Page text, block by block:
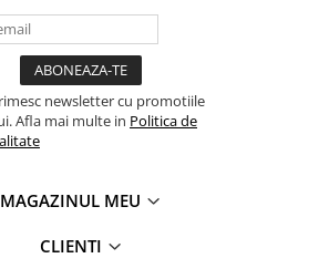
newsletter cu promotiile
Afla mai multe in Politica de
MAGAZINUL MEU
CLIENTI